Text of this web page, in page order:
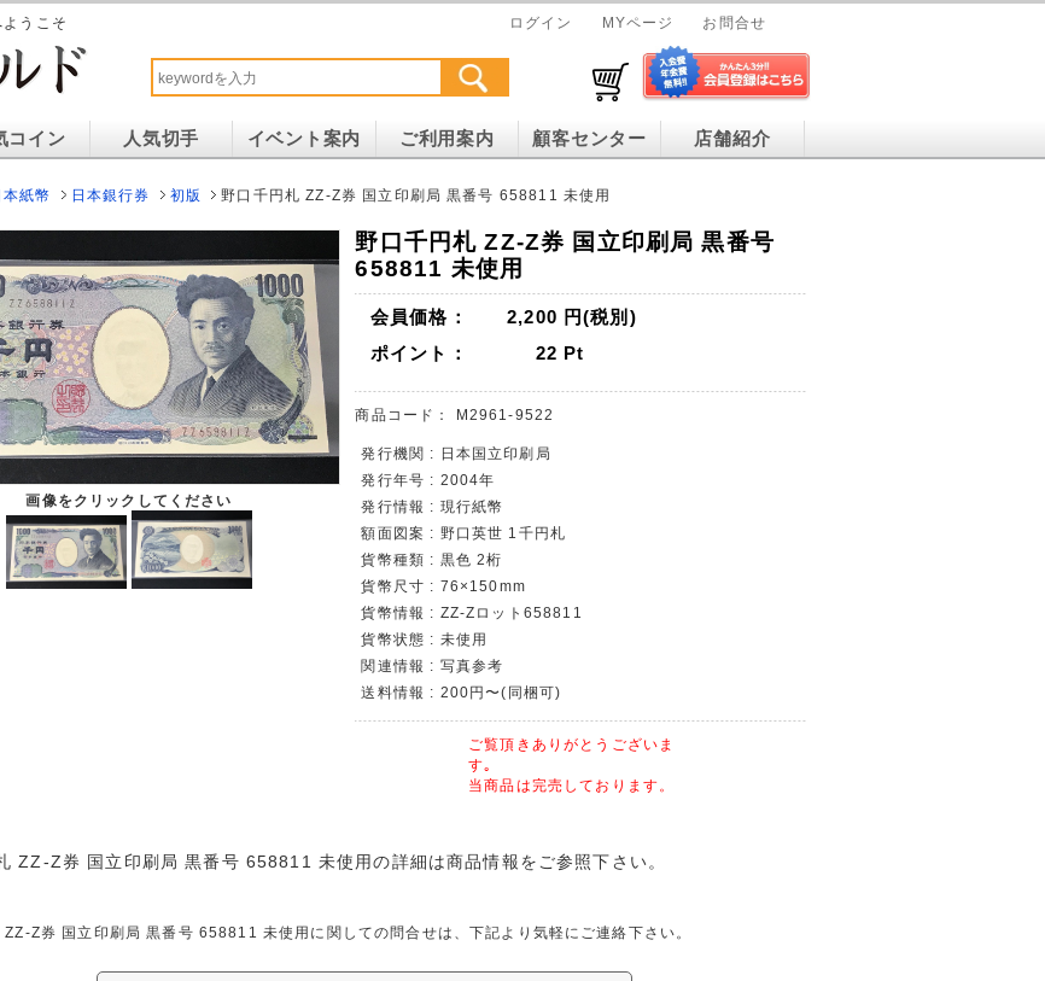
うこそ ログイン MYページ お問合せ
コイン 人気切手 イベント案内 ご利用案内 顧客センター 店舗紹介
本紙幣 日本銀行券 初版 野口千円札 ZZ-Z券 国立印刷局 黒番号 658811 未使用
画像をクリックしてください
野口千円札 ZZ-Z券 国立印刷局 黒番号
658811 未使用
会員価格： 2,200 円(税別)
ポイント：
22 Pt
商品コード： M2961-9522
発行機関 : 日本国立印刷局
発行年号 : 2004年
発行情報 : 現行紙幣
額面図案 : 野口英世 1千円札
貨幣種類 : 黒色 2桁
貨幣尺寸 : 76×150mm
貨幣情報 : ZZ-Zロット658811
貨幣状態 : 未使用
関連情報 : 写真参考
送料情報 : 200円〜(同梱可)
ご覧頂きありがとうございま
す｡
当商品は完売しております。
ZZ-Z券 国立印刷局 黒番号 658811 未使用の詳細は商品情報をご参照下さい。
ZZ-Z券 国立印刷局 黒番号 658811 未使用に関しての問合せは、下記より気軽にご連絡下さい。